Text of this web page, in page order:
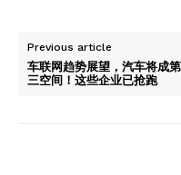
Previous article
车联网趋势展望，汽车将成第
三空间！这些企业已抢跑